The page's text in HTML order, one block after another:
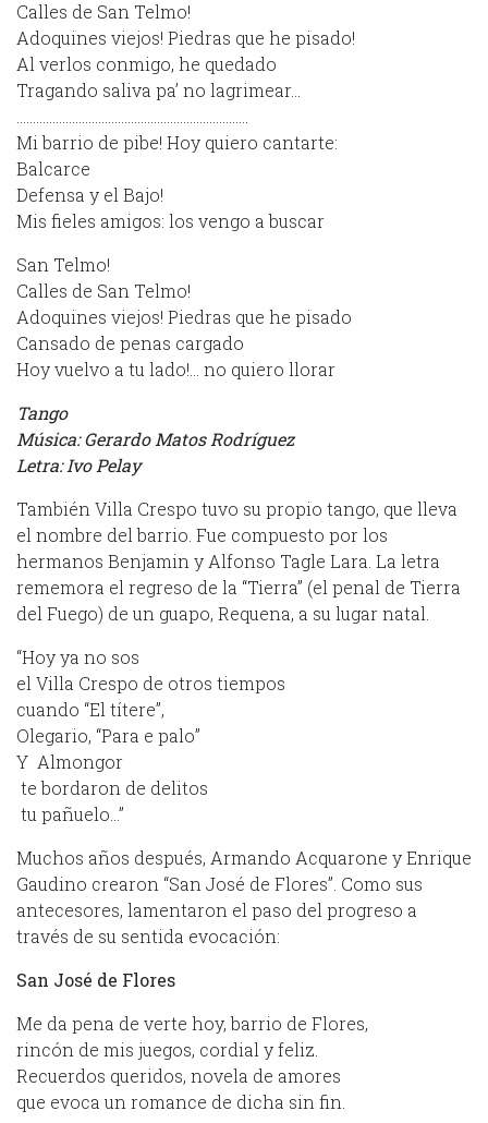
Calles de San Telmo!
Adoquines viejos! Piedras que he pisado!
Al verlos conmigo, he quedado
Tragando saliva pa’ no lagrimear…
Mi barrio de pibe! Hoy quiero cantarte:
Balcarce
Defensa y el Bajo!
Mis fieles amigos: los vengo a buscar
San Telmo!
Calles de San Telmo!
Adoquines viejos! Piedras que he pisado
Cansado de penas cargado
Hoy vuelvo a tu lado!… no quiero llorar
Tango
Música: Gerardo Matos Rodríguez
Letra: Ivo Pelay
También Villa Crespo tuvo su propio tango, que lleva
el nombre del barrio. Fue compuesto por los
hermanos Benjamin y Alfonso Tagle Lara. La letra
rememora el regreso de la “Tierra” (el penal de Tierra
del Fuego) de un guapo, Requena, a su lugar natal.
“Hoy ya no sos
el Villa Crespo de otros tiempos
cuando “El títere”,
Olegario, “Para e palo”
Y Almongor
te bordaron de delitos
tu pañuelo…”
Muchos años después, Armando Acquarone y Enrique
Gaudino crearon “San José de Flores”. Como sus
antecesores, lamentaron el paso del progreso a
través de su sentida evocación:
San José de Flores
Me da pena de verte hoy, barrio de Flores,
rincón de mis juegos, cordial y feliz.
Recuerdos queridos, novela de amores
que evoca un romance de dicha sin fin.